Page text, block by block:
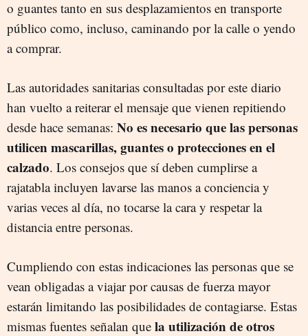
o guantes tanto en sus desplazamientos en transporte
público como, incluso, caminando por la calle o yendo
a comprar.
Las autoridades sanitarias consultadas por este diario
han vuelto a reiterar el mensaje que vienen repitiendo
desde hace semanas: No es necesario que las personas
utilicen mascarillas, guantes o protecciones en el
calzado. Los consejos que sí deben cumplirse a
rajatabla incluyen lavarse las manos a conciencia y
varias veces al día, no tocarse la cara y respetar la
distancia entre personas.
Cumpliendo con estas indicaciones las personas que se
vean obligadas a viajar por causas de fuerza mayor
estarán limitando las posibilidades de contagiarse. Estas
mismas fuentes señalan que la utilización de otros